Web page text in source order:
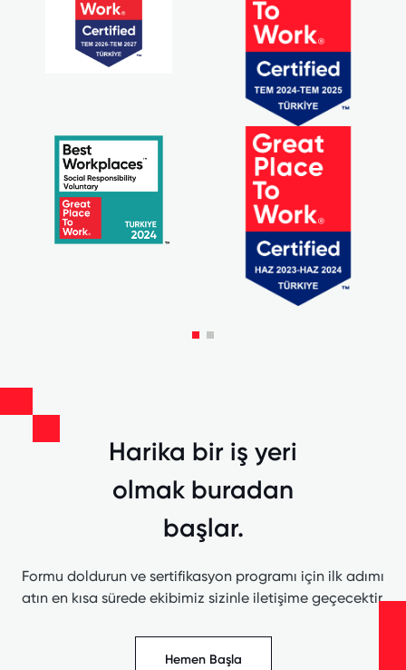
Harika bir iş yeri
olmak buradan
başlar.
Formu doldurun ve sertifikasyon programı için ilk adımı
atın en kısa sürede ekibimiz sizinle iletişime geçecektir.
Hemen Başla